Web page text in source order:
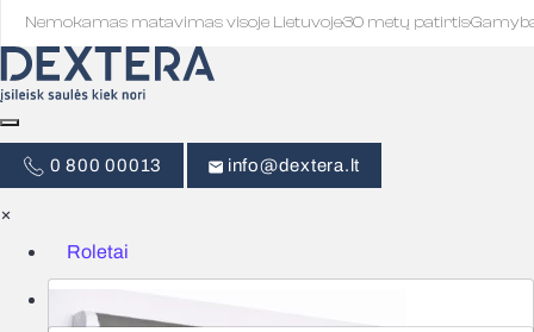
Nemokamas matavimas visoje Lietuvoje·30 metų patirtis·
0 800 00013 info@dextera.lt
×
Roletai